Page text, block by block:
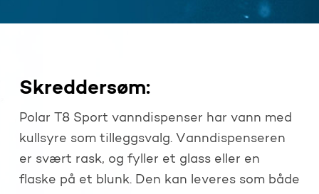
Skreddersøm:
Polar T8 Sport vanndispenser har vann med
kullsyre som tilleggsvalg. Vanndispenseren
er svært rask, og fyller et glass eller en
flaske på et blunk. Den kan leveres som både